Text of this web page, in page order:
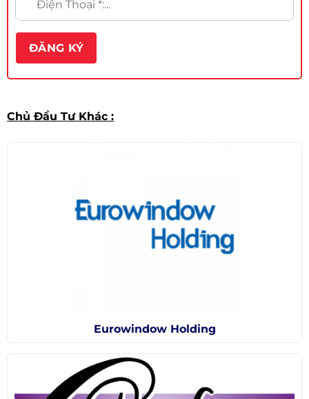
Chủ Đầu Tư Khác :
Eurowindow Holding